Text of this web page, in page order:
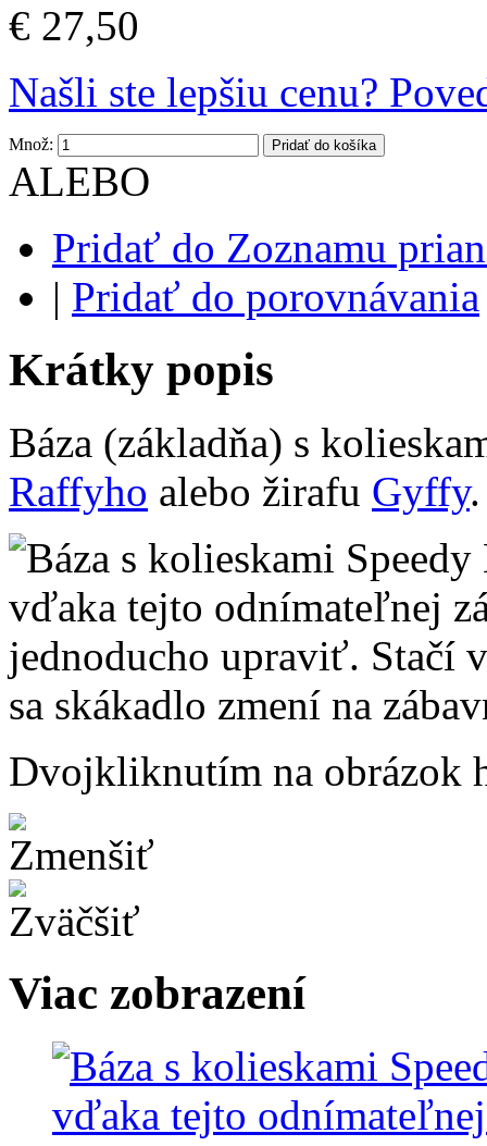
€ 27,50
Našli ste lepšiu cenu?
Množ: Pridať do košíka
ALEBO
Pridať do Zoznamu
| Pridať do porovnávania
Krátky popis
Báza (základňa) s
Raffyho alebo žirafu Gyffy.
Dvojkliknutím na obrázok
Viac zobrazení